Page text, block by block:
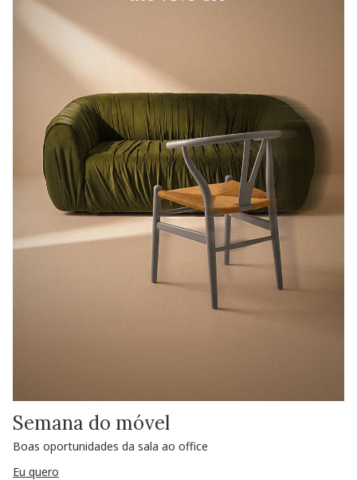
Semana do móvel
Boas oportunidades da sala ao office
Eu quero